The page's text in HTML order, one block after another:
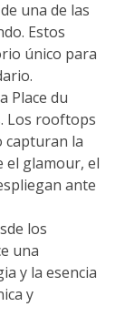
una de las
Estos
único para
Place du
Los rooftops
capturan la
el glamour, el
ante
los
una
y la esencia
y